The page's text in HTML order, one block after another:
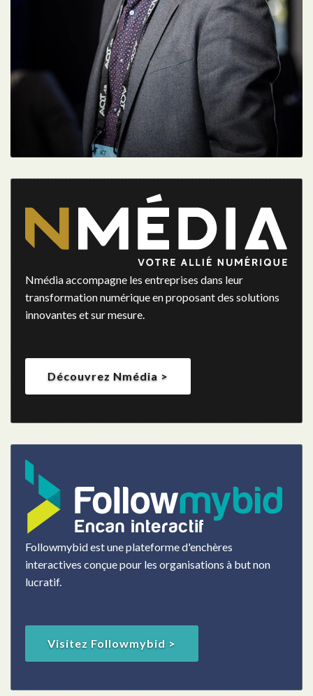
Nmédia accompagne les entreprises dans leur
transformation numérique en proposant des solutions
innovantes et sur mesure.
Découvrez Nmédia >
Followmybid est une plateforme d'enchères
interactives conçue pour les organisations à but non
lucratif.
Visitez Followmybid >